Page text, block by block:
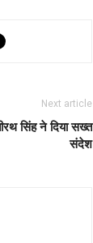
Next article
सिंह ने दिया सख्त
संदेश